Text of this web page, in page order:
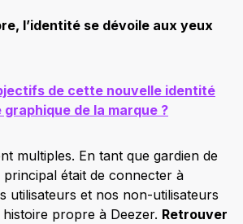
l’identité se dévoile aux yeux
de cette nouvelle identité
de la marque ?
multiples. En tant que gardien de
principal était de connecter à
utilisateurs et nos non-utilisateurs
propre à Deezer. Retrouver